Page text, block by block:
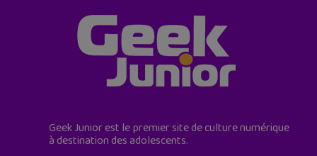
Geek Junior est le premier site de culture numérique
à destination des adolescents.